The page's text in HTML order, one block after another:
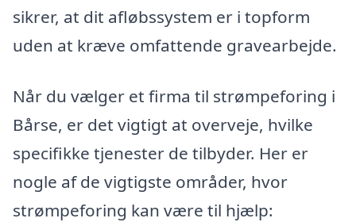
sikrer, at dit afløbssystem er i topform
uden at kræve omfattende gravearbejde.
Når du vælger et firma til strømpeforing i
Bårse, er det vigtigt at overveje, hvilke
specifikke tjenester de tilbyder. Her er
nogle af de vigtigste områder, hvor
strømpeforing kan være til hjælp: